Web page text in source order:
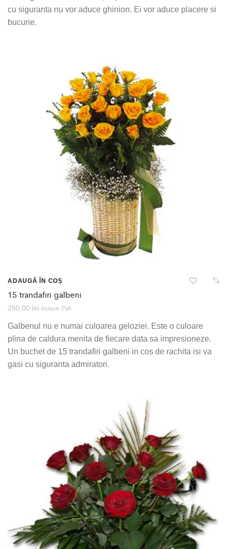
cu siguranta nu vor aduce ghinion. Ei vor aduce placere si
bucurie.
ADAUGĂ ÎN COȘ
15 trandafiri galbeni
280,00 lei inclusiv TVA
Galbenul nu e numai culoarea geloziei. Este o culoare
plina de caldura menita de fiecare data sa impresioneze.
Un buchet de 15 trandafiri galbeni in cos de rachita isi va
gasi cu siguranta admiratori.